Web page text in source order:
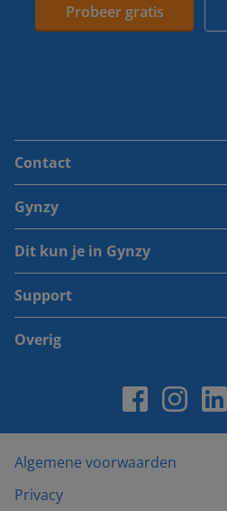
Probeer gratis
Contact
Gynzy
Dit kun je in Gynzy
Support
Overig
Algemene voorwaarden
Privacy